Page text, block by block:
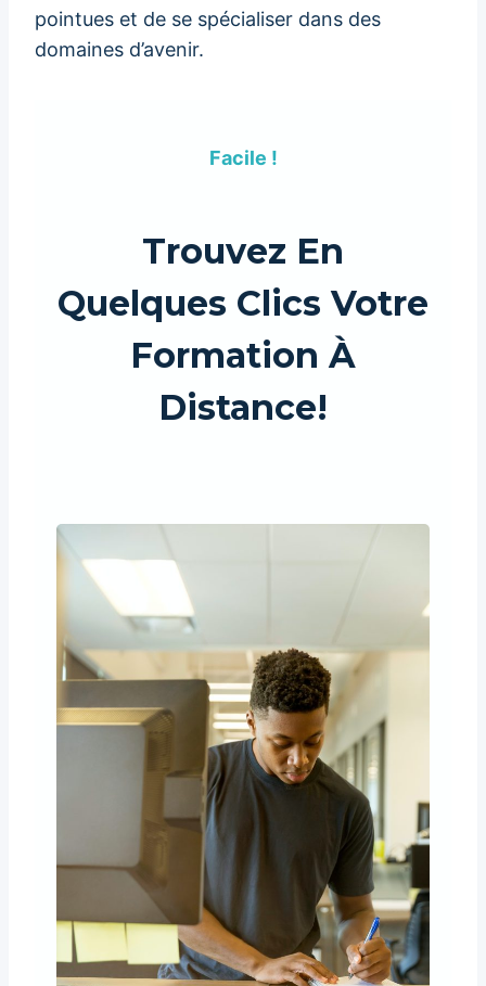
pointues et de se spécialiser dans des
domaines d’avenir.
Facile !
Trouvez En
Quelques Clics Votre
Formation À
Distance!